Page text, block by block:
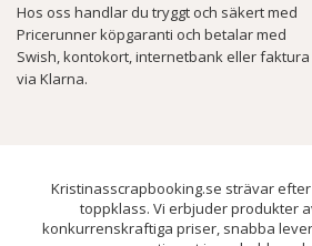
Hos oss handlar du tryggt och säkert med
Pricerunner köpgaranti och betalar med
Swish, kontokort, internetbank eller faktura
via Klarna.
Kristinasscrapbooking.se strävar
toppklass. Vi erbjuder produkter
konkurrenskraftiga priser, snabba